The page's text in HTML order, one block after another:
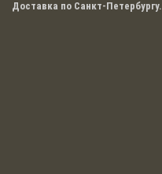
Доставка по Санкт-Петербургу.